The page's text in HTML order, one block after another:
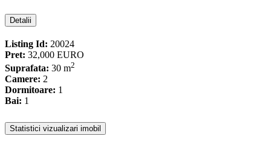
Detalii
Listing Id: 20024
Pret: 32,000 EURO
Suprafata: 30 m2
Camere: 2
Dormitoare: 1
Bai: 1
Statistici vizualizari imobil